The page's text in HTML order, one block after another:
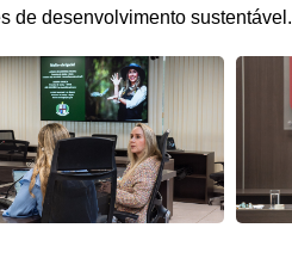
de desenvolvimento sustentável.